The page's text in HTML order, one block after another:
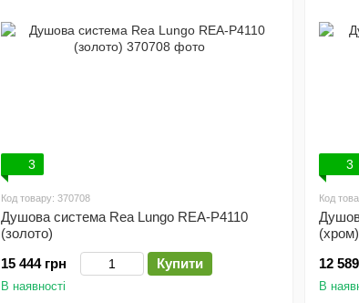
3
Код товару: 370708
Душова система Rea Lungo REA-P4110
(золото)
15 444 грн
Купити
В наявності
3
Код
(хром)
12
В